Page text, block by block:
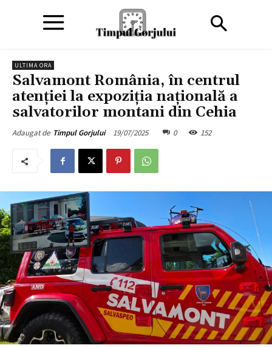
ULTIMA ORA
Salvamont România, în centrul
atenției la expoziția națională a
salvatorilor montani din Cehia
Adaugat de Timpul Gorjului 19/07/2025 0 152